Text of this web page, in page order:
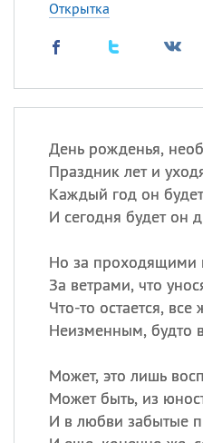
Открытка
День рожденья,
Праздник лет и
Каждый год он
И сегодня будет он
Но за проходящими
За ветрами, что
Что-то остается,
Неизменным, будто
Может, это лишь
Может быть, из
И в любви забытые